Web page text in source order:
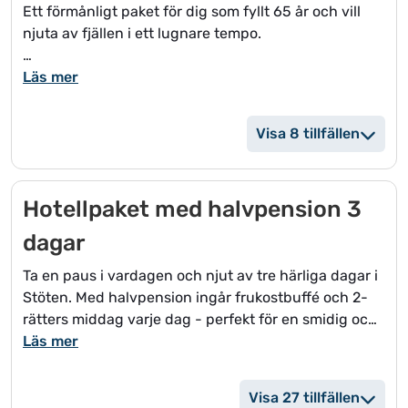
* WiFi
Skipass PLUS inkluderar:
* Skidåkning enligt ordinarie öppettider
* Tillgång till morgonskidåkning (manchestermorgon)
Med Skipass PLUS får du ut maximalt av din vistelse
- från första till sista dag
Fler än 2 personer bokas i flera hotellrum.
Vill ni lägga till avbeställningsskydd, kontakta
privatbokning@stoten.se
.
Ett förmånligt paket för dig som fyllt 65 år och vill
njuta av fjällen i ett lugnare tempo.
Seniorpaketet innehåller 4 nätter på Stöten Ski Hotel.
*
Frukostbuffé 4 dagar
* 2-rätters middag i Brasseriet 4 kvällar
* Skipass PLUS
* 1 st guidad pistvisning
Hotellet ligger mitt i backen på Stötentorget
Läs mer
Visa 8 tillfällen
Hotellpaket med halvpension 3
dagar
Ta en paus i vardagen och njut av tre härliga dagar i
Stöten. Med halvpension ingår frukostbuffé och 2-
rätters middag varje dag - perfekt för en smidig och
avkopplande vistelse i fjällen.
Läs mer
Visa 27 tillfällen